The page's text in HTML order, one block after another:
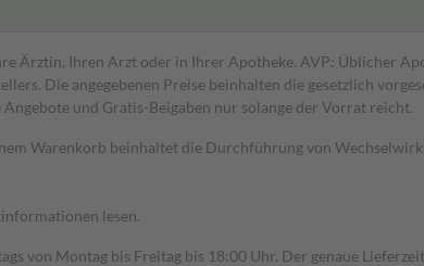
Ärztin, Ihren Arzt oder in Ihrer Apotheke. AVP: Üblicher
Die angegebenen Preise beinhalten die gesetzlich
und Gratis-Beigaben nur solange der Vorrat reicht.
Warenkorb beinhaltet die Durchführung von
lesen.
von Montag bis Freitag bis 18:00 Uhr. Der genaue